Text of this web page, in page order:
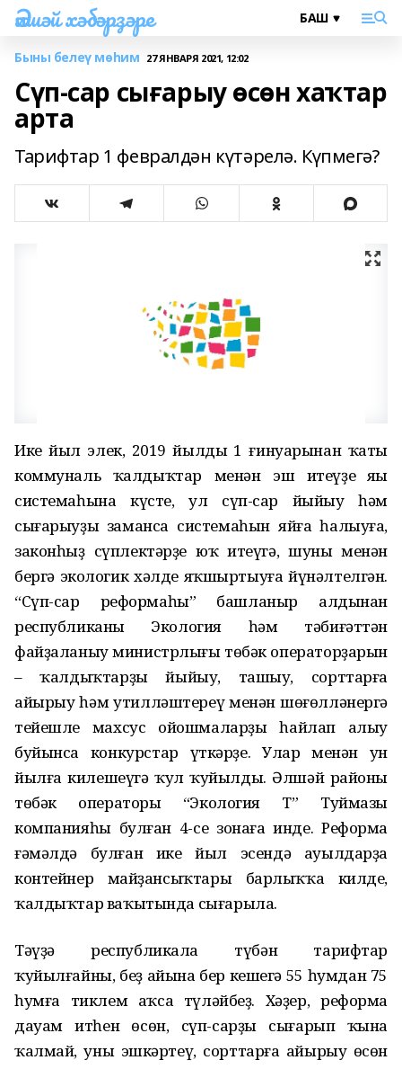
Әлшәй хәбәрҙәре
Быны белеү мөһим 27 ЯНВАРЯ 2021, 12:02
Сүп-сар сығарыу өсөн хаҡтар
арта
Тарифтар 1 февралдән күтәрелә. Күпмегә?
Ике йыл элек, 2019 йылдың 1 ғинуарынан ҡаты
коммуналь ҡалдыҡтар менән эш итеүҙең яңы
системаһына күсте, ул сүп-сар йыйыу һәм
сығарыуҙың заманса системаһын яйға һалыуға,
законһыҙ сүплектәрҙе юҡ итеүгә, шуның менән
бергә экологик хәлде яҡшыртыуға йүнәлтелгән.
“Сүп-сар реформаһы” башланыр алдынан
республиканың Экология һәм тәбиғәттән
файҙаланыу министрлығы төбәк операторҙарын
– ҡалдыҡтарҙы йыйыу, ташыу, сорттарға
айырыу һәм утилләштереү менән шөғөлләнергә
тейешле махсус ойошмаларҙы һайлап алыу
буйынса конкурстар үткәрҙе. Улар менән ун
йылға килешеүгә ҡул ҡуйылды. Әлшәй районы
төбәк операторы “Экология Т” Туймазы
компанияһы булған 4-се зонаға инде. Реформа
ғәмәлдә булған ике йыл эсендә ауылдарҙа
контейнер майҙансыҡтары барлыҡҡа килде,
ҡалдыҡтар ваҡытында сығарыла.
Тәүҙә республикала түбән тарифтар
ҡуйылғайны, беҙ айына бер кешегә 55 һумдан 75
һумға тиклем аҡса түләйбеҙ. Хәҙер, реформа
дауам итһен өсөн, сүп-сарҙы сығарып ҡына
ҡалмай, уны эшкәртеү, сорттарға айырыу өсөн